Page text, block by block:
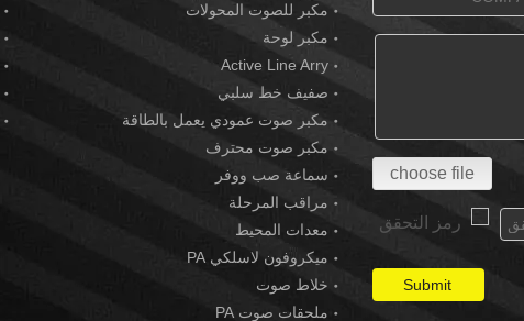
مكبر للصوت المحولات
مكبر لوحة
Active Line Arry
صفيف خط سلبي
مكبر صوت عمودي يعمل بالطاقة
مكبر صوت محترف
سماعة صب ووفر
مراقب المرحلة
معدات المحيط
ميكروفون لاسلكي PA
خلاط صوت
ملحقات صوت PA
choose file
Submit